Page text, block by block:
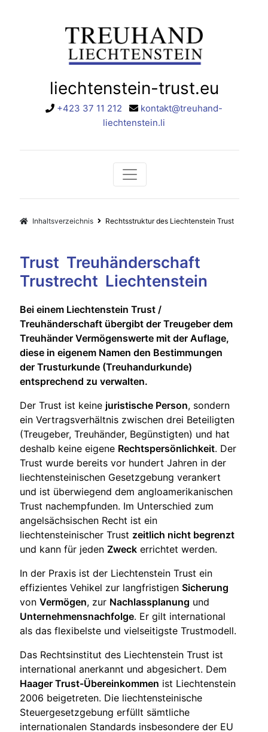
liechtenstein-trust.eu
+423 37 11 212
kontakt@treuhand-
liechtenstein.li
Inhaltsverzeichnis Rechtsstruktur des Liechtenstein Trust
Trust Treuhänderschaft
Trustrecht Liechtenstein
Bei einem Liechtenstein Trust /
Treuhänderschaft übergibt der Treugeber dem
Treuhänder Vermögenswerte mit der Auflage,
diese in eigenem Namen den Bestimmungen
der Trusturkunde (Treuhandurkunde)
entsprechend zu verwalten.
Der Trust ist keine juristische Person, sondern
ein Vertragsverhältnis zwischen drei Beteiligten
(Treugeber, Treuhänder, Begünstigten) und hat
deshalb keine eigene Rechtspersönlichkeit. Der
Trust wurde bereits vor hundert Jahren in der
liechtensteinischen Gesetzgebung verankert
und ist überwiegend dem angloamerikanischen
Trust nachempfunden. Im Unterschied zum
angelsächsischen Recht ist ein
liechtensteinischer Trust zeitlich nicht begrenzt
und kann für jeden Zweck errichtet werden.
In der Praxis ist der Liechtenstein Trust ein
effizientes Vehikel zur langfristigen Sicherung
von Vermögen, zur Nachlassplanung und
Unternehmensnachfolge. Er gilt international
als das flexibelste und vielseitigste Trustmodell.
Das Rechtsinstitut des Liechtenstein Trust ist
international anerkannt und abgesichert. Dem
Haager Trust-Übereinkommen ist Liechtenstein
2006 beigetreten. Die liechtensteinische
Steuergesetzgebung erfüllt sämtliche
internationalen Standards insbesondere der EU